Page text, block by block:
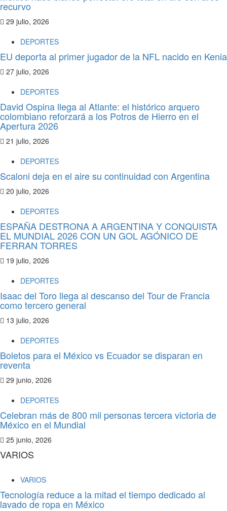
recurvo
29 julio, 2026
DEPORTES
EU deporta al primer jugador de la NFL nacido en Kenia
27 julio, 2026
DEPORTES
David Ospina llega al Atlante: el histórico arquero
colombiano reforzará a los Potros de Hierro en el
Apertura 2026
21 julio, 2026
DEPORTES
Scaloni deja en el aire su continuidad con Argentina
20 julio, 2026
DEPORTES
ESPAÑA DESTRONA A ARGENTINA Y CONQUISTA
EL MUNDIAL 2026 CON UN GOL AGÓNICO DE
FERRAN TORRES
19 julio, 2026
DEPORTES
Isaac del Toro llega al descanso del Tour de Francia
como tercero general
13 julio, 2026
DEPORTES
Boletos para el México vs Ecuador se disparan en
reventa
29 junio, 2026
DEPORTES
Celebran más de 800 mil personas tercera victoria de
México en el Mundial
25 junio, 2026
VARIOS
VARIOS
Tecnología reduce a la mitad el tiempo dedicado al
lavado de ropa en México